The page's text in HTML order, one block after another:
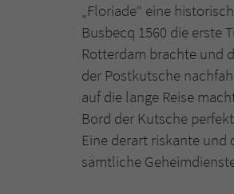
„Floriade“ eine
Busbecq 1560 die erste
Rotterdam brachte und
der Postkutsche
auf die lange Reise
Bord der Kutsche
Eine derart riskante
sämtliche